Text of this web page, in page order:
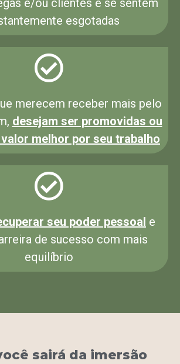
e/ou clientes e se sentem
esgotadas
merecem receber mais pelo
desejam ser promovidas ou
melhor por seu trabalho
seu poder pessoal e
de sucesso com mais
equilíbrio
sairá da imersão